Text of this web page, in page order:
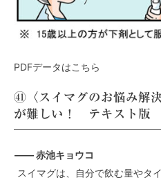
PDFデータはこちら
㊶〈スイマグのお悩み解
が難しい！ テキスト版
—— 赤池キョウコ
スイマグは、自分で飲む量やタ